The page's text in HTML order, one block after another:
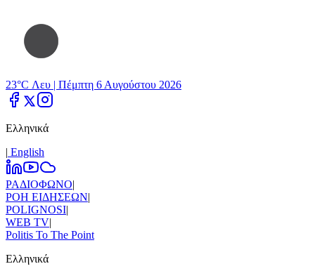
23°C Λευ | Πέμπτη 6 Αυγούστου 2026
Ελληνικά
| Εnglish
ΡΑΔΙΟΦΩΝΟ|
ΡΟΗ ΕΙΔΗΣΕΩΝ|
POLIGNOSI|
WEB TV|
Politis To The Point
Ελληνικά